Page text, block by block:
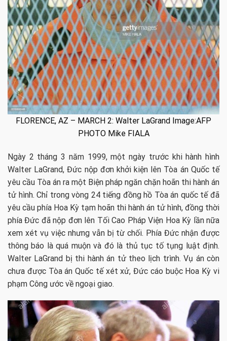
FLORENCE, AZ – MARCH 2: Walter LaGrand Image:AFP
PHOTO Mike FIALA
Ngày 2 tháng 3 năm 1999, một ngày trước khi hành hình
Walter LaGrand, Đức nộp đơn khởi kiện lên Tòa án Quốc tế
yêu cầu Tòa án ra một Biện pháp ngăn chặn hoãn thi hành án
tử hình. Chỉ trong vòng 24 tiếng đồng hồ Tòa án quốc tế đã
yêu cầu phía Hoa Kỳ tạm hoãn thi hành án tử hình, đồng thời
phía Đức đã nộp đơn lên Tối Cao Pháp Viện Hoa Kỳ lần nữa
xem xét vụ việc nhưng vẫn bị từ chối. Phía Đức nhận được
thông báo là quá muộn và đó là thủ tục tố tụng luật định.
Walter LaGrand bị thi hành án tử theo lịch trình. Vụ án còn
chưa được Tòa án Quốc tế xét xử, Đức cáo buộc Hoa Kỳ vi
phạm Công ước về ngoại giao.